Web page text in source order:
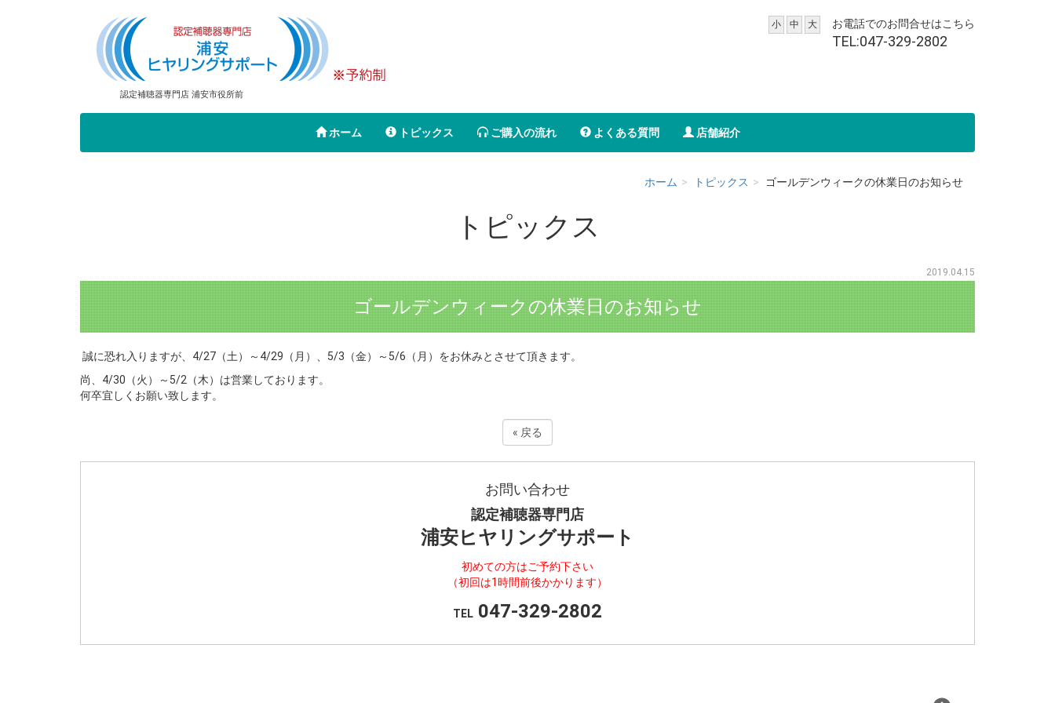
認定補聴器専門店 浦安市役所前
お電話でのお問合せはこちら
TEL:047-329-2802
小 中 大
ホーム トピックス ご購入の流れ よくある質問 店舗紹介
ホーム トピックス ゴールデンウィークの休業日のお知らせ
トピックス
2019.04.15
ゴールデンウィークの休業日のお知らせ
誠に恐れ入りますが、4/27（土）～4/29（月）、5/3（金）～5/6（月）をお休みとさせて頂きます。
尚、4/30（火）～5/2（木）は営業しております。
何卒宜しくお願い致します。
« 戻る
お問い合わせ
認定補聴器専門店
浦安ヒヤリングサポート
初めての方はご予約下さい
（初回は1時間前後かかります）
TEL 047-329-2802